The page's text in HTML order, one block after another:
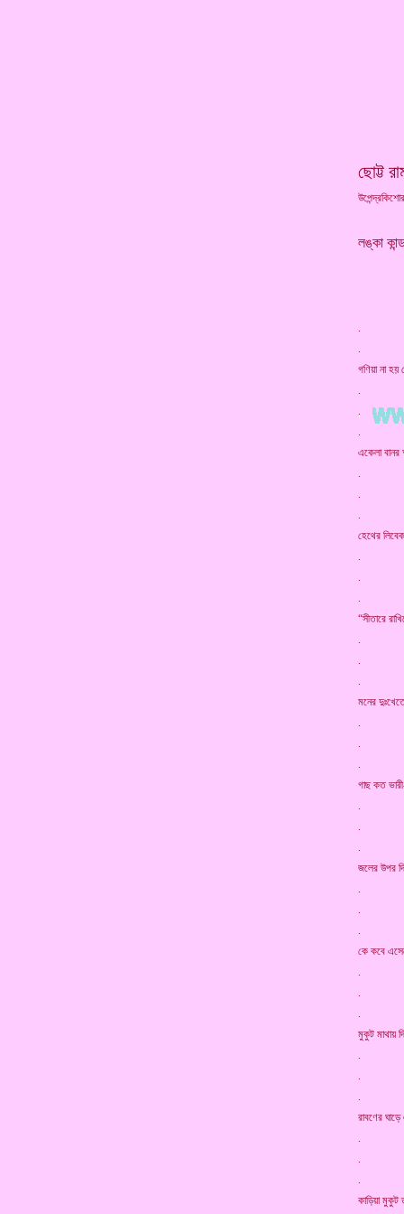
ছোট্ট
লঙ্কা
.
.
.
. সভা
.
একেলা
. উপায়
. সবে
. লাখো
হেথের
. তুই
.
.
“সীতারে
.
. ভালো
. গালি
মনের
. বন্ধু
.
. বড়-
গাছ কত
. তাহে
. নলের
. তেমন
জলের উপর
. সাগর
.
. কাঁপে
কে কবে
.
. তবু তো
. বলে,
মুকুট মাথায়
.
. সুগ্রীব
. অমনি
রাবণের
. দিল
. হায়-
. রাবণ
কাড়িয়া